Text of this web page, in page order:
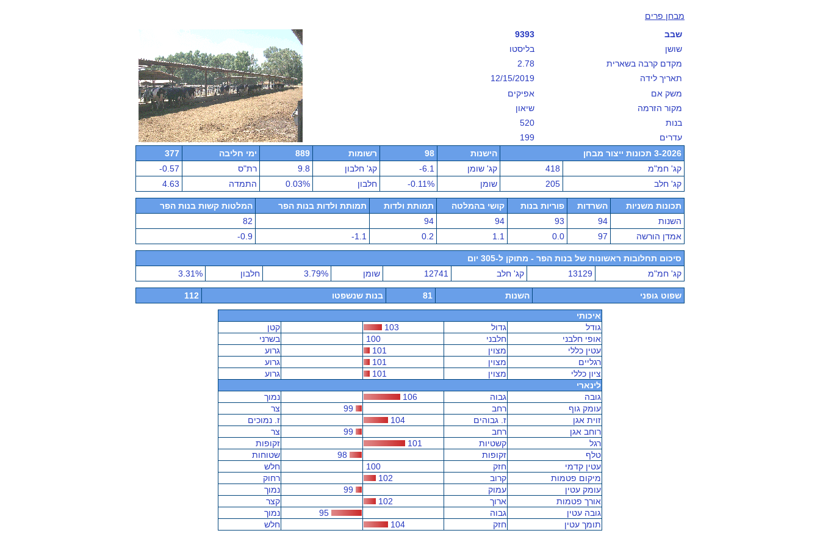
מבחן פרים
שבב
9393
שושן
בליסטו
מקדם קרבה בשארית
2.78
תאריך לידה
12/15/2019
משק אם
אפיקים
מקור הזרמה
שיאון
בנות
520
עדרים
199
3-2026 תכונות ייצור מבחן
הישנות 98 רשומות 889 ימי חליבה
377
קג' חמ"מ
418 קג' שומן -6.1 קג' חלבון 9.8 רת"ס
-0.57
קג' חלב
205 שומן -0.11% חלבון 0.03% התמדה 4.63
תכונות משניות השרדות פוריות בנות קושי בהמלטה תמותת ולדות תמותת ולדות בנות הפר
המלטות קשות בנות הפר
השנות
94
93
94
94
82
אמדן הורשה
97
0.0
1.1
0.2
-1.1
-0.9
סיכום תחלובות ראשונות של בנות הפר - מתוקן ל-305 יום
קג' חמ"מ
13129 קג' חלב 12741 שומן 3.79% חלבון 3.31%
שפוט גופני השנות 81 בנות שנשפטו 112
איכותי
גודל
גדול 103
קטן
אופי חלבני
חלבני 100
בשרני
עטין כללי
מצוין 101
גרוע
רגליים
מצוין 101
גרוע
ציון כללי
מצוין 101
גרוע
לינארי
גובה
גבוה 106
נמוך
עומק גוף
רחב
צר
זוית אגן
ז. גבוהים 104
ז. נמוכים
רוחב אגן
רחב
צר
רגל
קשטיות 101
זקופות
טלף
זקופות
שטוחות
עטין קדמי
חזק 100
חלש
מיקום פטמות
קרוב 102
רחוק
עומק עטין
עמוק
נמוך
אורך פטמות
ארוך 102
קצר
גובה עטין
גבוה
נמוך
תומך עטין
חזק 104 חלש